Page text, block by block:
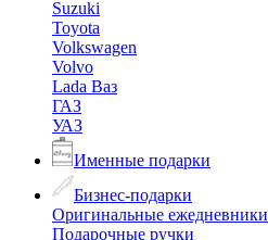
Suzuki
Toyota
Volkswagen
Volvo
Lada Ваз
ГАЗ
УАЗ
Именные подарки
Бизнес-подарки
Оригинальные ежедневники
Подарочные ручки